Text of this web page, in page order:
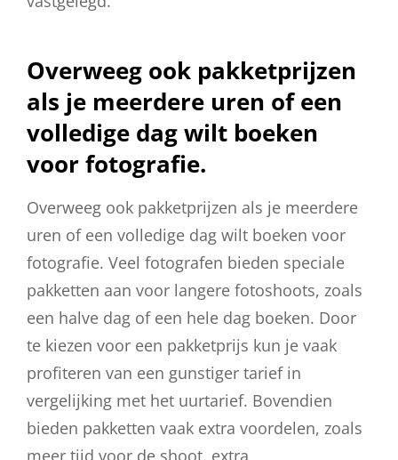
Overweeg ook pakketprijzen
als je meerdere uren of een
volledige dag wilt boeken
voor fotografie.
Overweeg ook pakketprijzen als je meerdere
uren of een volledige dag wilt boeken voor
fotografie. Veel fotografen bieden speciale
pakketten aan voor langere fotoshoots, zoals
een halve dag of een hele dag boeken. Door
te kiezen voor een pakketprijs kun je vaak
profiteren van een gunstiger tarief in
vergelijking met het uurtarief. Bovendien
bieden pakketten vaak extra voordelen, zoals
meer tijd voor de shoot, extra